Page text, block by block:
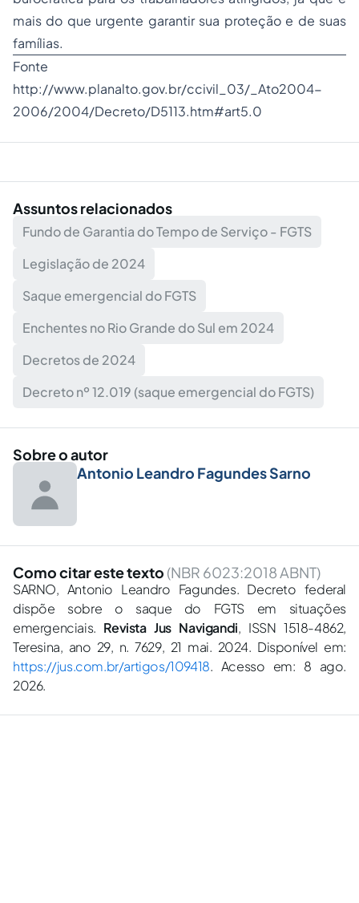
mais do que urgente garantir sua proteção e de suas
famílias.
Fonte
http://www.planalto.gov.br/ccivil_03/_Ato2004-
2006/2004/Decreto/D5113.htm#art5.0
Assuntos relacionados
Fundo de Garantia do Tempo de Serviço - FGTS
Legislação de 2024
Saque emergencial do FGTS
Enchentes no Rio Grande do Sul em 2024
Decretos de 2024
Decreto nº 12.019 (saque emergencial do FGTS)
Sobre o autor
Antonio Leandro Fagundes Sarno
Como citar este texto (NBR 6023:2018 ABNT)
SARNO, Antonio Leandro Fagundes. Decreto federal
dispõe sobre o saque do FGTS em situações
emergenciais. Revista Jus Navigandi, ISSN 1518-4862,
Teresina, ano 29, n. 7629, 21 mai. 2024. Disponível em:
https://jus.com.br/artigos/109418. Acesso em: 8 ago.
2026.